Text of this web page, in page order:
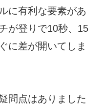
に有利な要素があ
が登りで10秒、15
に差が開いてしま
問点はありました